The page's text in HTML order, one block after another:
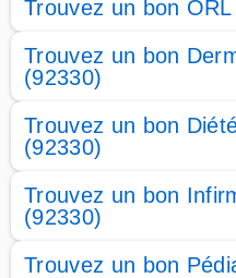
Trouvez un bon
Trouvez un bon
(92330)
Trouvez un bon
(92330)
Trouvez un bon
(92330)
Trouvez un bon